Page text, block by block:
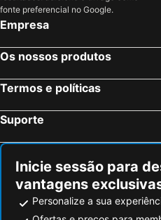
fonte preferencial no Google.
Empresa
Os nossos produtos
Termos e políticas
Suporte
Inicie sessão para
vantagens
Personalize a sua